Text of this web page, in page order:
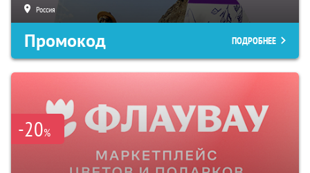
Россия
Промокод ПОДРОБНЕЕ
-20%